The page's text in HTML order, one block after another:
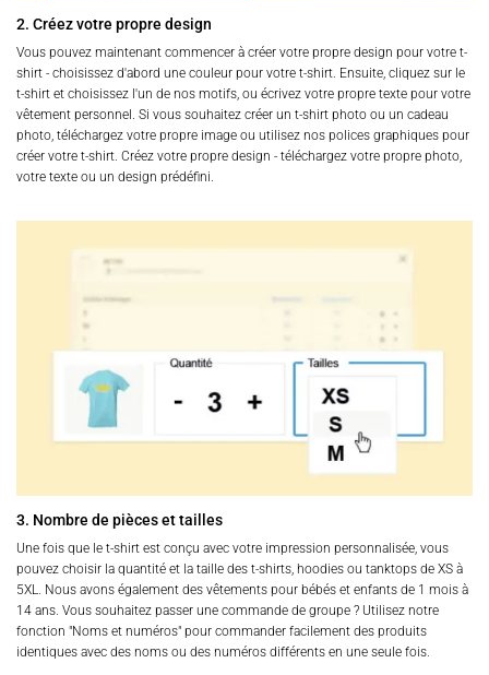
2. Créez votre propre design
Vous pouvez maintenant commencer à créer votre propre design pour votre t-
shirt - choisissez d'abord une couleur pour votre t-shirt. Ensuite, cliquez sur le
t-shirt et choisissez l'un de nos motifs, ou écrivez votre propre texte pour votre
vêtement personnel. Si vous souhaitez créer un t-shirt photo ou un cadeau
photo, téléchargez votre propre image ou utilisez nos polices graphiques pour
créer votre t-shirt. Créez votre propre design - téléchargez votre propre photo,
votre texte ou un design prédéfini.
3. Nombre de pièces et tailles
Une fois que le t-shirt est conçu avec votre impression personnalisée, vous
pouvez choisir la quantité et la taille des t-shirts, hoodies ou tanktops de XS à
5XL. Nous avons également des vêtements pour bébés et enfants de 1 mois à
14 ans. Vous souhaitez passer une commande de groupe ? Utilisez notre
fonction "Noms et numéros" pour commander facilement des produits
identiques avec des noms ou des numéros différents en une seule fois.